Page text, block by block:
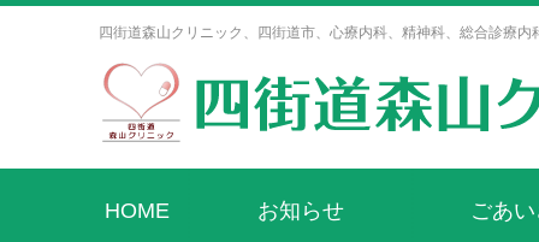
四街道森山クリニック、四街道市、心療内科、精神科、総合診療
HOME お知らせ ごあ